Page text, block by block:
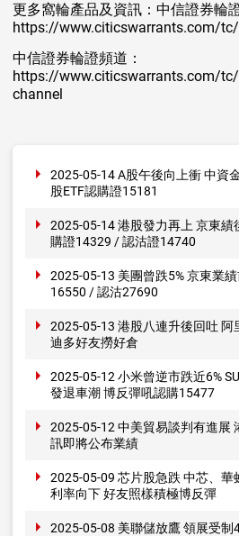
更多窩輪產品及資訊：中信證券輪
https://www.citicswarrants.com/
中信證券輪證頻道：
https://www.citicswarrants.com/
channel
2025-05-14 A股午後向上衝 中資
股ETF認購證15181
2025-05-14 港股發力再上 京東績
購證14329 / 認沽證14740
2025-05-13 美團曾跌5% 京東業
16550 / 認沽27690
2025-05-13 港股八連升後回吐 阿
迪多好友撈好倉
2025-05-12 小米曾逆市跌近6%
發退車潮 博反彈吼認購15477
2025-05-12 中美貿易談判有進展
訊即將公布業績
2025-05-09 芯片股急跌 中芯、
利率向下 好友照樣積極博反彈
2025-05-08 美聯儲放鷹 領展受制